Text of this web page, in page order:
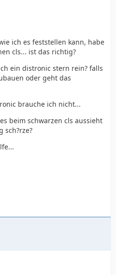
ich es feststellen kann, habe
cls... ist das richtig?
ein distronic stern rein? falls
oder geht das
brauche ich nicht...
beim schwarzen cls aussieht
sch?rze?